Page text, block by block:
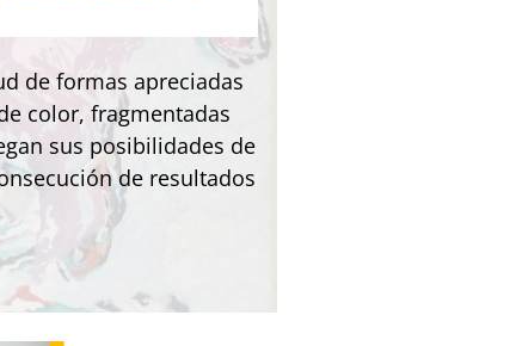
de formas apreciadas
color, fragmentadas
sus posibilidades de
de resultados